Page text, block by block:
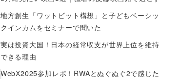
地方創生「ワットビット構想」と子どもベーシッ
クインカムをセミナーで聞いた
実は投資大国！日本の経常収支が世界上位を維持
できる理由
WebX2025参加レポ！RWAとぬぐぬぐ2で感じた